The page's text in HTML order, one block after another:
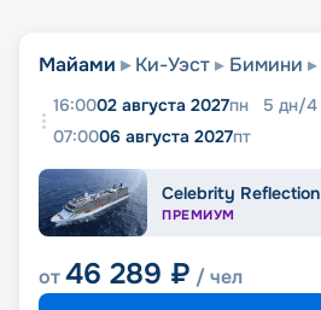
Майами Ки-Уэст Бимини
16:0002 августа 2027пн 5 дн/4
07:0006 августа 2027пт
Celebrity Reflection
ПРЕМИУМ
от46 289 ₽ / чел